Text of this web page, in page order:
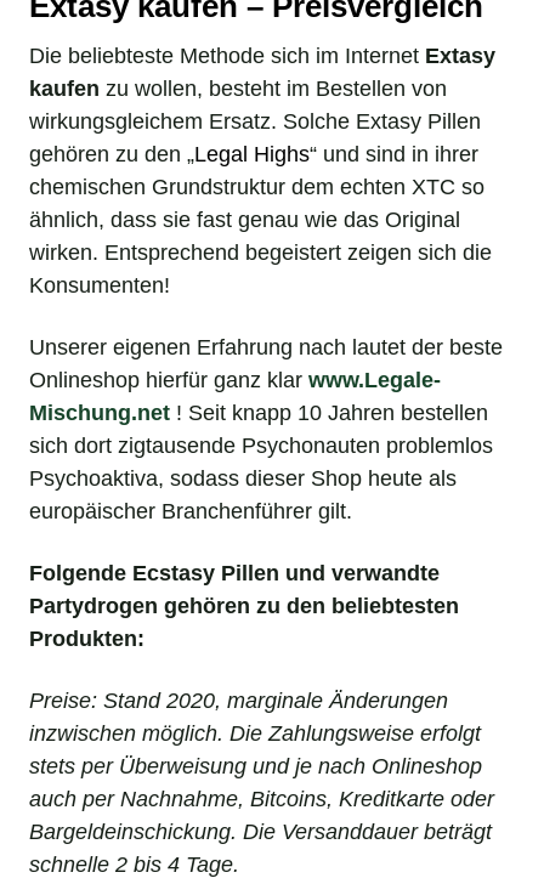
Die beliebteste Methode sich im Internet Extasy
kaufen zu wollen, besteht im Bestellen von
wirkungsgleichem Ersatz. Solche Extasy Pillen
gehören zu den „Legal Highs“ und sind in ihrer
chemischen Grundstruktur dem echten XTC so
ähnlich, dass sie fast genau wie das Original
wirken. Entsprechend begeistert zeigen sich die
Konsumenten!
Unserer eigenen Erfahrung nach lautet der beste
Onlineshop hierfür ganz klar www.Legale-
Mischung.net ! Seit knapp 10 Jahren bestellen
sich dort zigtausende Psychonauten problemlos
Psychoaktiva, sodass dieser Shop heute als
europäischer Branchenführer gilt.
Folgende Ecstasy Pillen und verwandte
Partydrogen gehören zu den beliebtesten
Produkten:
Preise: Stand 2020, marginale Änderungen
inzwischen möglich. Die Zahlungsweise erfolgt
stets per Überweisung und je nach Onlineshop
auch per Nachnahme, Bitcoins, Kreditkarte oder
Bargeldeinschickung. Die Versanddauer beträgt
schnelle 2 bis 4 Tage.